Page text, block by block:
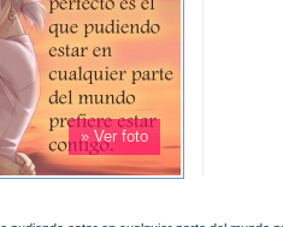
» Ver foto